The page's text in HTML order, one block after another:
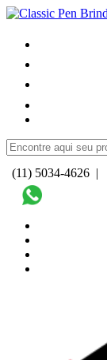
(11) 5034-4626 |